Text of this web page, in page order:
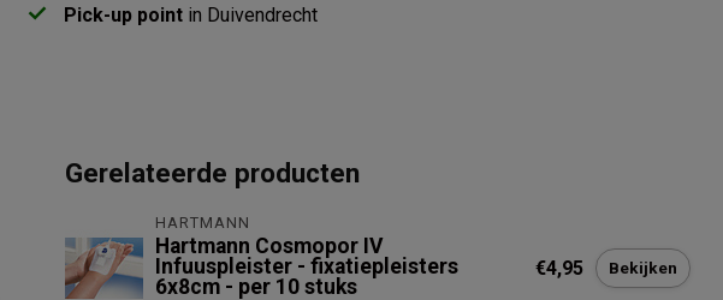
Pick-up point in Duivendrecht
Gerelateerde producten
HARTMANN
Hartmann Cosmopor IV
Infuuspleister - fixatiepleisters
6x8cm - per 10 stuks
€4,95 Bekijken